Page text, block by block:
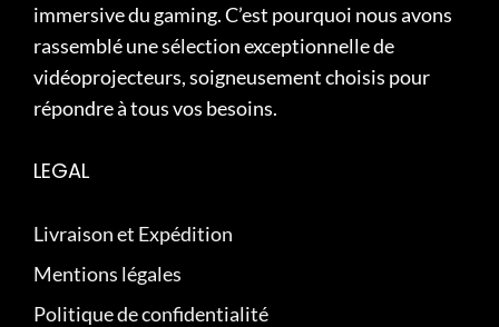
immersive du gaming. C’est pourquoi nous avons
rassemblé une sélection exceptionnelle de
vidéoprojecteurs, soigneusement choisis pour
répondre à tous vos besoins.
LEGAL
Livraison et Expédition
Mentions légales
Politique de confidentialité